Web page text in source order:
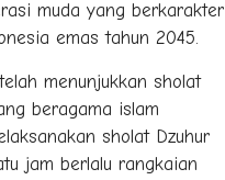
muda yang berkarakter
emas tahun 2045.
menunjukkan sholat
beragama islam
sholat Dzuhur
jam berlalu rangkaian